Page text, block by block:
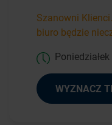
Szanowni
biuro będzie
WYZNACZ